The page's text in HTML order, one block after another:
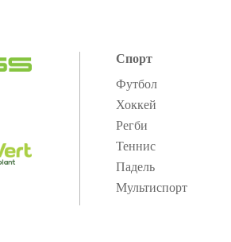
Спорт
Футбол
Хоккей
Регби
Теннис
Падель
Мультиспорт